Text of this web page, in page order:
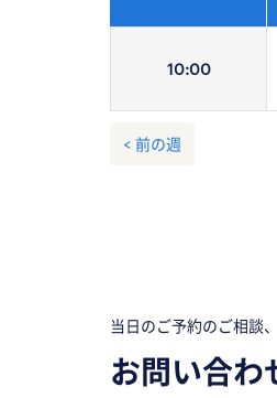
10:00
< 前の週
当日のご予約のご相談
お問い合わ